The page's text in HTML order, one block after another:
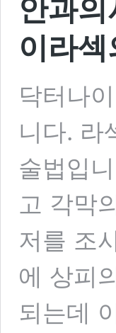
안과
이라
닥터나
니다. 라
술법입
고 각막
저를 조
에 상피
되는데